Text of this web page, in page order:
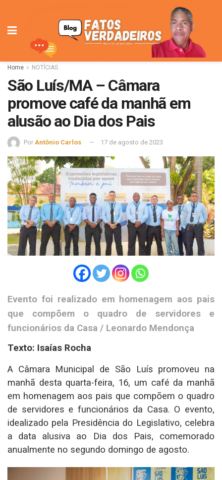
Home NOTÍCIAS
São Luís/MA – Câmara
promove café da manhã em
alusão ao Dia dos Pais
Por Antônio Carlos 17 de agosto de 2023
Evento foi realizado em homenagem aos pais
que compõem o quadro de servidores e
funcionários da Casa / Leonardo Mendonça
Texto: Isaías Rocha
A Câmara Municipal de São Luís promoveu na
manhã desta quarta-feira, 16, um café da manhã
em homenagem aos pais que compõem o quadro
de servidores e funcionários da Casa. O evento,
idealizado pela Presidência do Legislativo, celebra
a data alusiva ao Dia dos Pais, comemorado
anualmente no segundo domingo de agosto.